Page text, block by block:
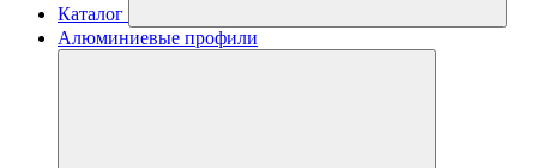
Каталог
Алюминиевые профили